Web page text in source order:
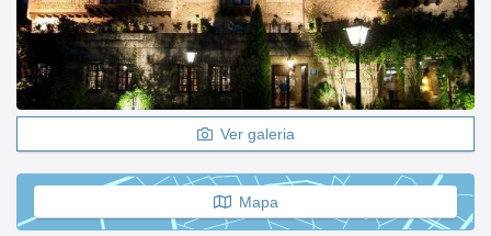
Ver galeria
Mapa